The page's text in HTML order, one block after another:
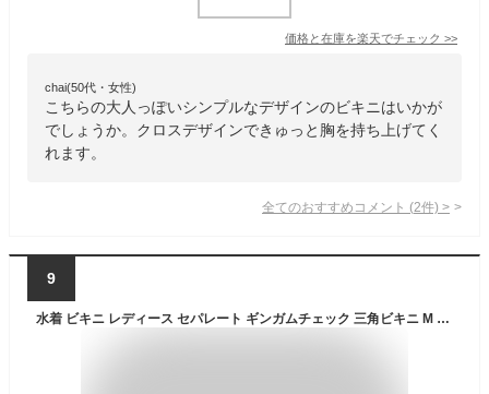
価格と在庫を楽天でチェック >>
chai(50代・女性)
こちらの大人っぽいシンプルなデザインのビキニはいかが
でしょうか。クロスデザインできゅっと胸を持ち上げてく
れます。
全てのおすすめコメント (2件) >
9
水着 ビキニ レディース セパレート ギンガムチェック 三角ビキニ M L XLフリル 盛れる 夏 2点セット ノンワイヤー パット入り パット付き ホルターネック ブラック 黒 リボン